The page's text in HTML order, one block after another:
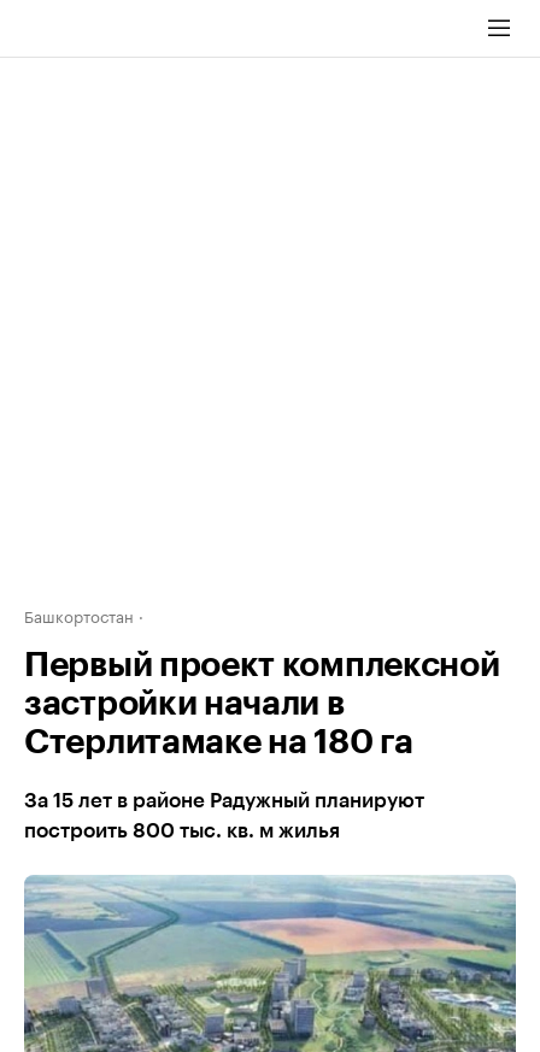
Башкортостан
Первый проект комплексной
застройки начали в
Стерлитамаке на 180 га
За 15 лет в районе Радужный планируют
построить 800 тыс. кв. м жилья